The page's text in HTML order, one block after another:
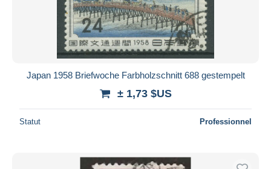
Japan 1958 Briefwoche Farbholzschnitt 688 gestempelt
± 1,73 $US
Statut Professionnel